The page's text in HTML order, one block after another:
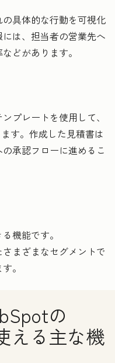
具体的な行動を可視化
は、担当者の営業先へ
どがあります。
プレートを使用して、
す。作成した見積書は
承認フローに進めるこ
機能です。
まざまなセグメントで
。
の
える主な機